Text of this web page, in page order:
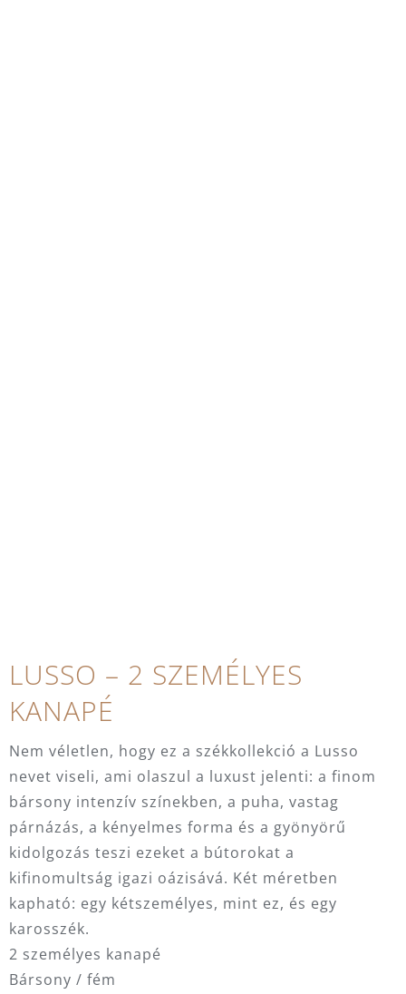
LUSSO – 2 SZEMÉLYES
KANAPÉ
Nem véletlen, hogy ez a székkollekció a Lusso
nevet viseli, ami olaszul a luxust jelenti: a finom
bársony intenzív színekben, a puha, vastag
párnázás, a kényelmes forma és a gyönyörű
kidolgozás teszi ezeket a bútorokat a
kifinomultság igazi oázisává. Két méretben
kapható: egy kétszemélyes, mint ez, és egy
karosszék.
2 személyes kanapé
Bársony / fém